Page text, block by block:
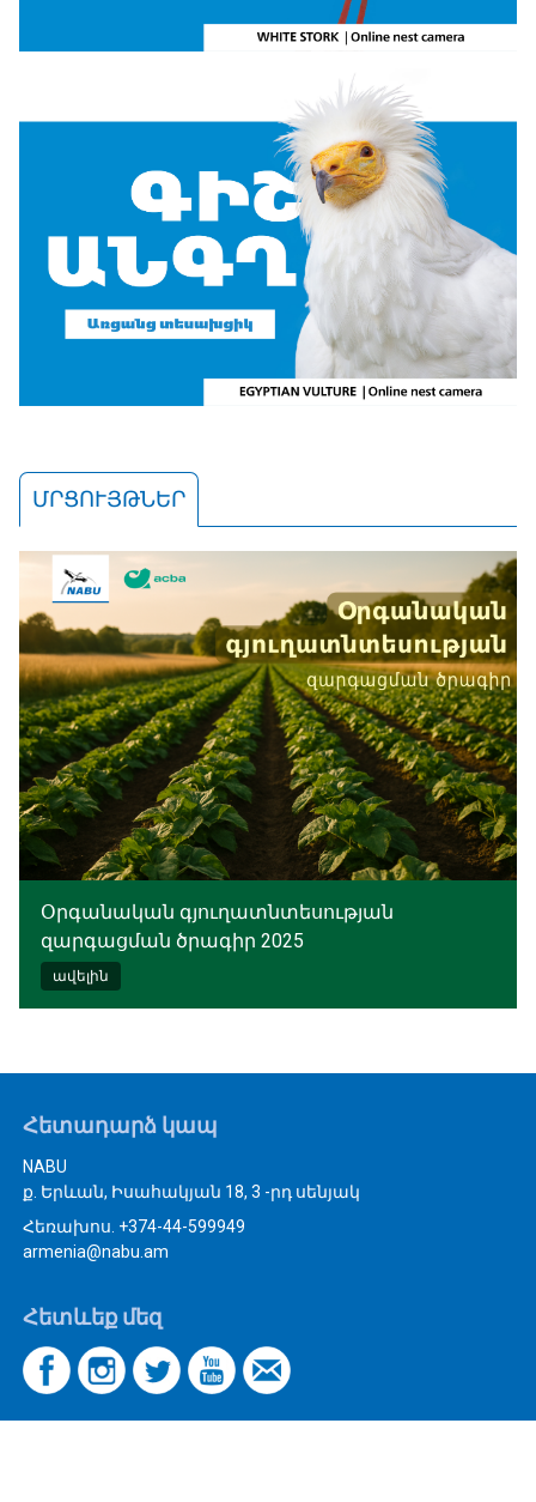
ՄՐՑՈՒՅԹՆԵՐ
Օրգանական գյուղատնտեսության
զարգացման ծրագիր 2025
ավելին
Հետադարձ կապ
NABU
ք. Երևան, Իսահակյան 18, 3 -րդ սենյակ
Հեռախոս. +374-44-599949
armenia@nabu.am
Հետևեք մեզ